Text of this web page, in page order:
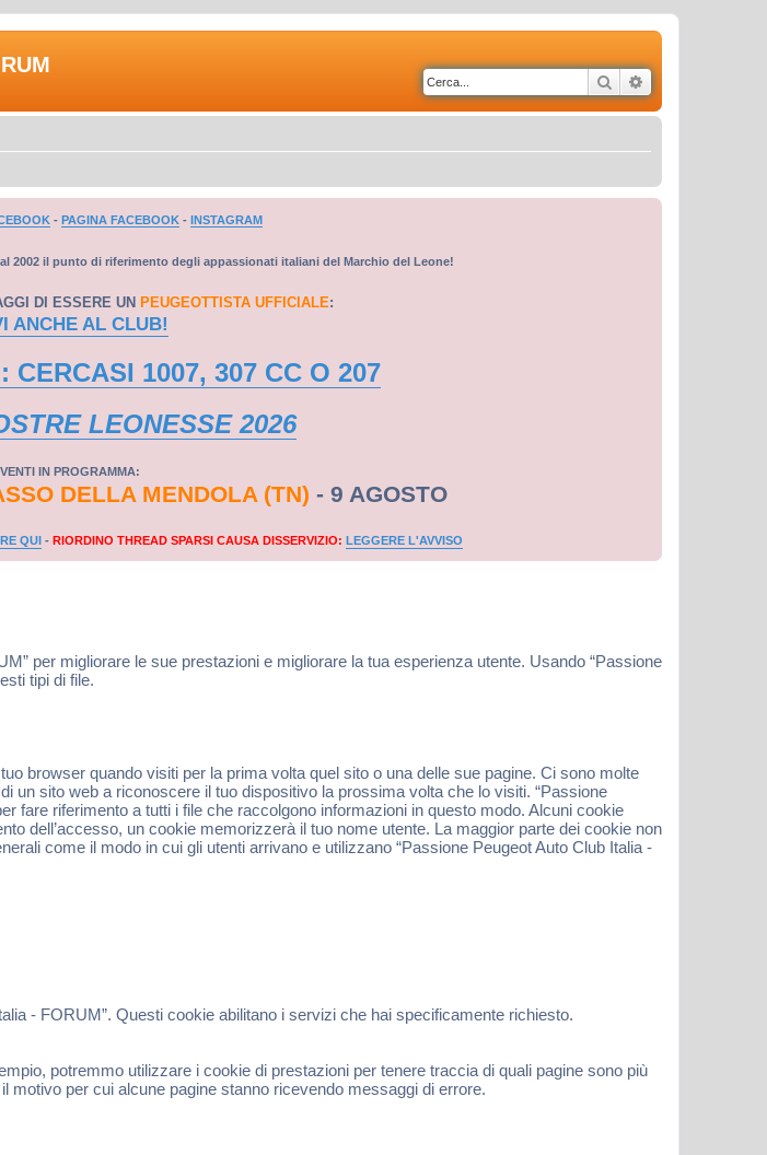
Cerca
- PAGINA FACEBOOK - INSTAGRAM
2002 il punto di riferimento degli appassionati italiani del Marchio del Leone!
DI ESSERE UN PEUGEOTTISTA UFFICIALE:
ANCHE AL CLUB!
: CERCASI 1007, 307 CC O 207
LEONESSE 2026
IN PROGRAMMA:
DELLA MENDOLA (TN) - 9 AGOSTO
QUI - RIORDINO THREAD SPARSI CAUSA DISSERVIZIO: LEGGERE L'AVVISO
per migliorare le sue prestazioni e migliorare la tua esperienza utente. Usando “Passione
tipi di file.
browser quando visiti per la prima volta quel sito o una delle sue pagine. Ci sono molte
un sito web a riconoscere il tuo dispositivo la prossima volta che lo visiti. “Passione
fare riferimento a tutti i file che raccolgono informazioni in questo modo. Alcuni cookie
dell’accesso, un cookie memorizzerà il tuo nome utente. La maggior parte dei cookie non
come il modo in cui gli utenti arrivano e utilizzano “Passione Peugeot Auto Club Italia -
- FORUM”. Questi cookie abilitano i servizi che hai specificamente richiesto.
potremmo utilizzare i cookie di prestazioni per tenere traccia di quali pagine sono più
motivo per cui alcune pagine stanno ricevendo messaggi di errore.